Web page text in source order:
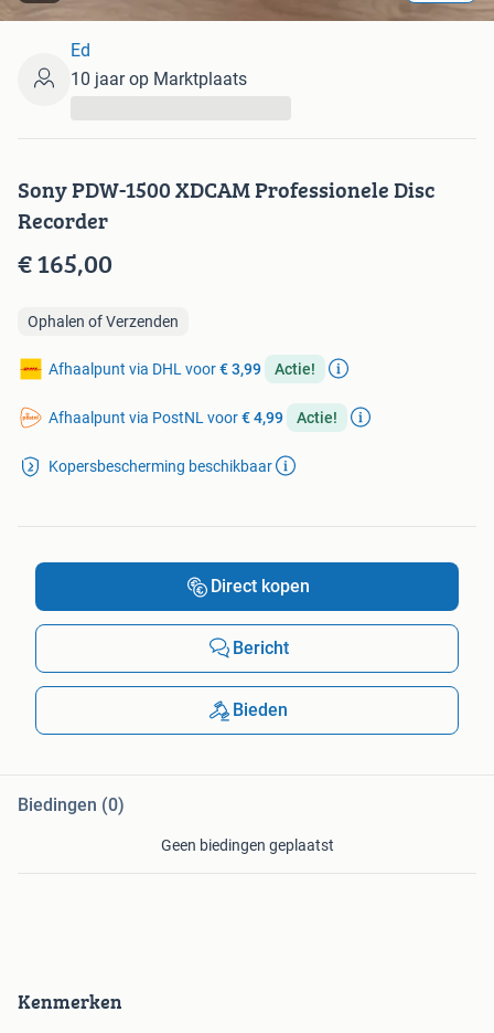
Kenmerken
Sony PDW-1500 XDCAM Professionele Disc
Recorder
€ 165,00
Ophalen of Verzenden
Afhaalpunt via DHL voor€ 3,99 Actie!
Afhaalpunt via PostNL voor€ 4,99 Actie!
Kopersbescherming beschikbaar
Ed
10 jaar op Marktplaats
Direct kopen
Bericht
Bieden
Biedingen (0)
Geen biedingen geplaatst